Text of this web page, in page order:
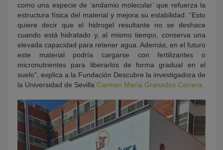
como una especie de ‘andamio molecular’ que refuerza la
estructura física del material y mejora su estabilidad. “Esto
quiere decir que el hidrogel resultante no se deshace
cuando está hidratado y, al mismo tiempo, conserva una
elevada capacidad para retener agua. Además, en el futuro
este material podría cargarse con fertilizantes o
micronutrientes para liberarlos de forma gradual en el
suelo”, explica a la Fundación Descubre la investigadora de
la Universidad de Sevilla Carmen María Granados Carrera.